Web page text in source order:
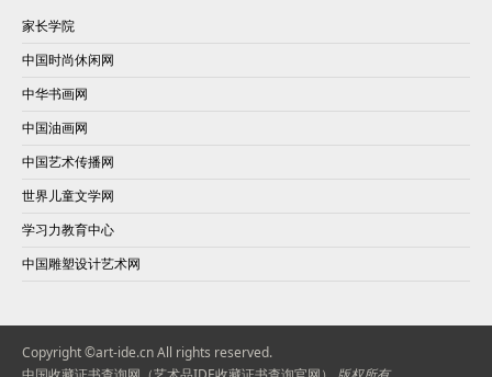
家长学院
中国时尚休闲网
中华书画网
中国油画网
中国艺术传播网
世界儿童文学网
学习力教育中心
中国雕塑设计艺术网
Copyright ©art-ide.cn All rights reserved.